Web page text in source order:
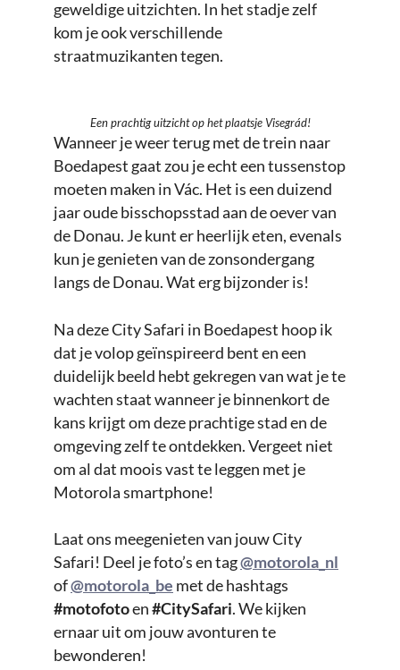
geweldige uitzichten. In het stadje zelf
kom je ook verschillende
straatmuzikanten tegen.
Een prachtig uitzicht op het plaatsje Visegrád!
Wanneer je weer terug met de trein naar
Boedapest gaat zou je echt een tussenstop
moeten maken in Vác. Het is een duizend
jaar oude bisschopsstad aan de oever van
de Donau. Je kunt er heerlijk eten, evenals
kun je genieten van de zonsondergang
langs de Donau. Wat erg bijzonder is!
Na deze City Safari in Boedapest hoop ik
dat je volop geïnspireerd bent en een
duidelijk beeld hebt gekregen van wat je te
wachten staat wanneer je binnenkort de
kans krijgt om deze prachtige stad en de
omgeving zelf te ontdekken. Vergeet niet
om al dat moois vast te leggen met je
Motorola smartphone!
Laat ons meegenieten van jouw City
Safari! Deel je foto’s en tag@motorola_nl
of@motorola_be met de hashtags
#motofotoen#CitySafari. We kijken
ernaar uit om jouw avonturen te
bewonderen!